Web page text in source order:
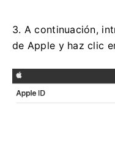
3. A continuación,
de Apple y haz clic